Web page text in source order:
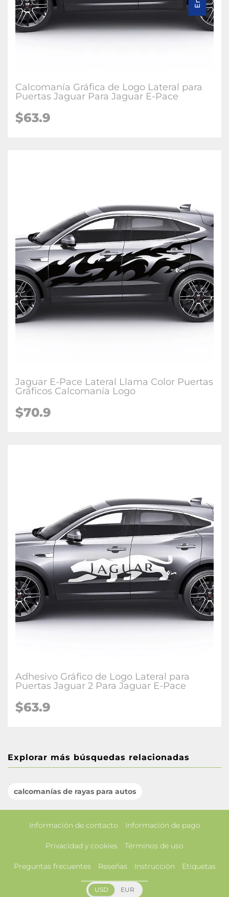
Calcomanía Gráfica de Logo Lateral para
Puertas Jaguar Para Jaguar E-Pace
$63.9
Jaguar E-Pace Lateral Llama Color Puertas
Gráficos Calcomanía Logo
$70.9
Adhesivo Gráfico de Logo Lateral para
Puertas Jaguar 2 Para Jaguar E-Pace
$63.9
Explorar más búsquedas relacionadas
calcomanías de rayas para autos
Información de contacto Información de pago
Privacidad y cookies Términos de uso
Preguntas frecuentes Reseñas Instrucción Etiquetas
USD EUR